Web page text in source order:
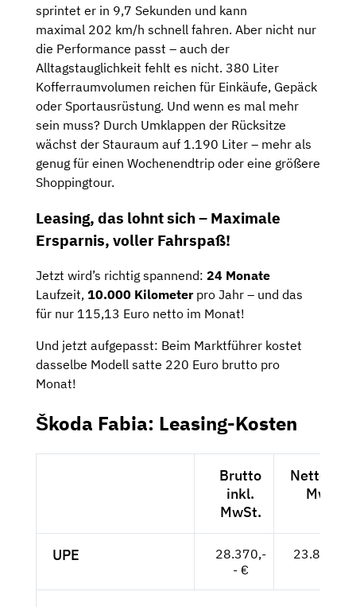
sprintet er in 9,7 Sekunden und kann
maximal 202 km/h schnell fahren. Aber nicht nur
die Performance passt – auch der
Alltagstauglichkeit fehlt es nicht. 380 Liter
Kofferraumvolumen reichen für Einkäufe, Gepäck
oder Sportausrüstung. Und wenn es mal mehr
sein muss? Durch Umklappen der Rücksitze
wächst der Stauraum auf 1.190 Liter – mehr als
genug für einen Wochenendtrip oder eine größere
Shoppingtour.
Leasing, das lohnt sich – Maximale
Ersparnis, voller Fahrspaß!
Jetzt wird’s richtig spannend: 24 Monate
Laufzeit, 10.000 Kilometerpro Jahr – und das
für nur 115,13 Euro netto im Monat!
Und jetzt aufgepasst: Beim Marktführer kostet
dasselbe Modell satte 220 Euro brutto pro
Monat!
Škoda Fabia: Leasing-Kosten
Brutto
inkl.
MwSt.
Netto
MwSt.
UPE
28.370,-
- €
23.840,--